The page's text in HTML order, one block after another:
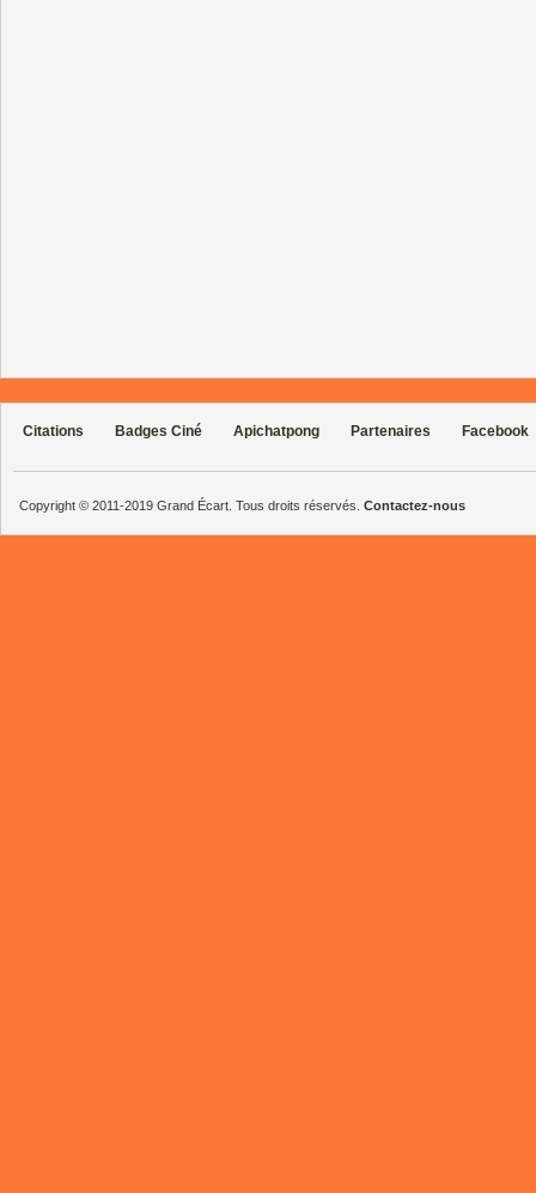
Citations Badges Ciné Apichatpong Partenaires Facebook
Copyright © 2011-2019 Grand Écart. Tous droits réservés. Contactez-nous